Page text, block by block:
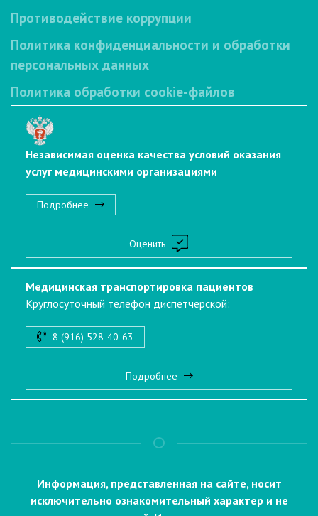
Противодействие коррупции
Политика конфиденциальности и обработки
персональных данных
Политика обработки cookie-файлов
Независимая оценка качества условий оказания
услуг медицинскими организациями
Подробнее
Оценить
Медицинская транспортировка пациентов
Круглосуточный телефон диспетчерской:
8 (916) 528-40-63
Подробнее
Информация, представленная на сайте, носит
исключительно ознакомительный характер и не